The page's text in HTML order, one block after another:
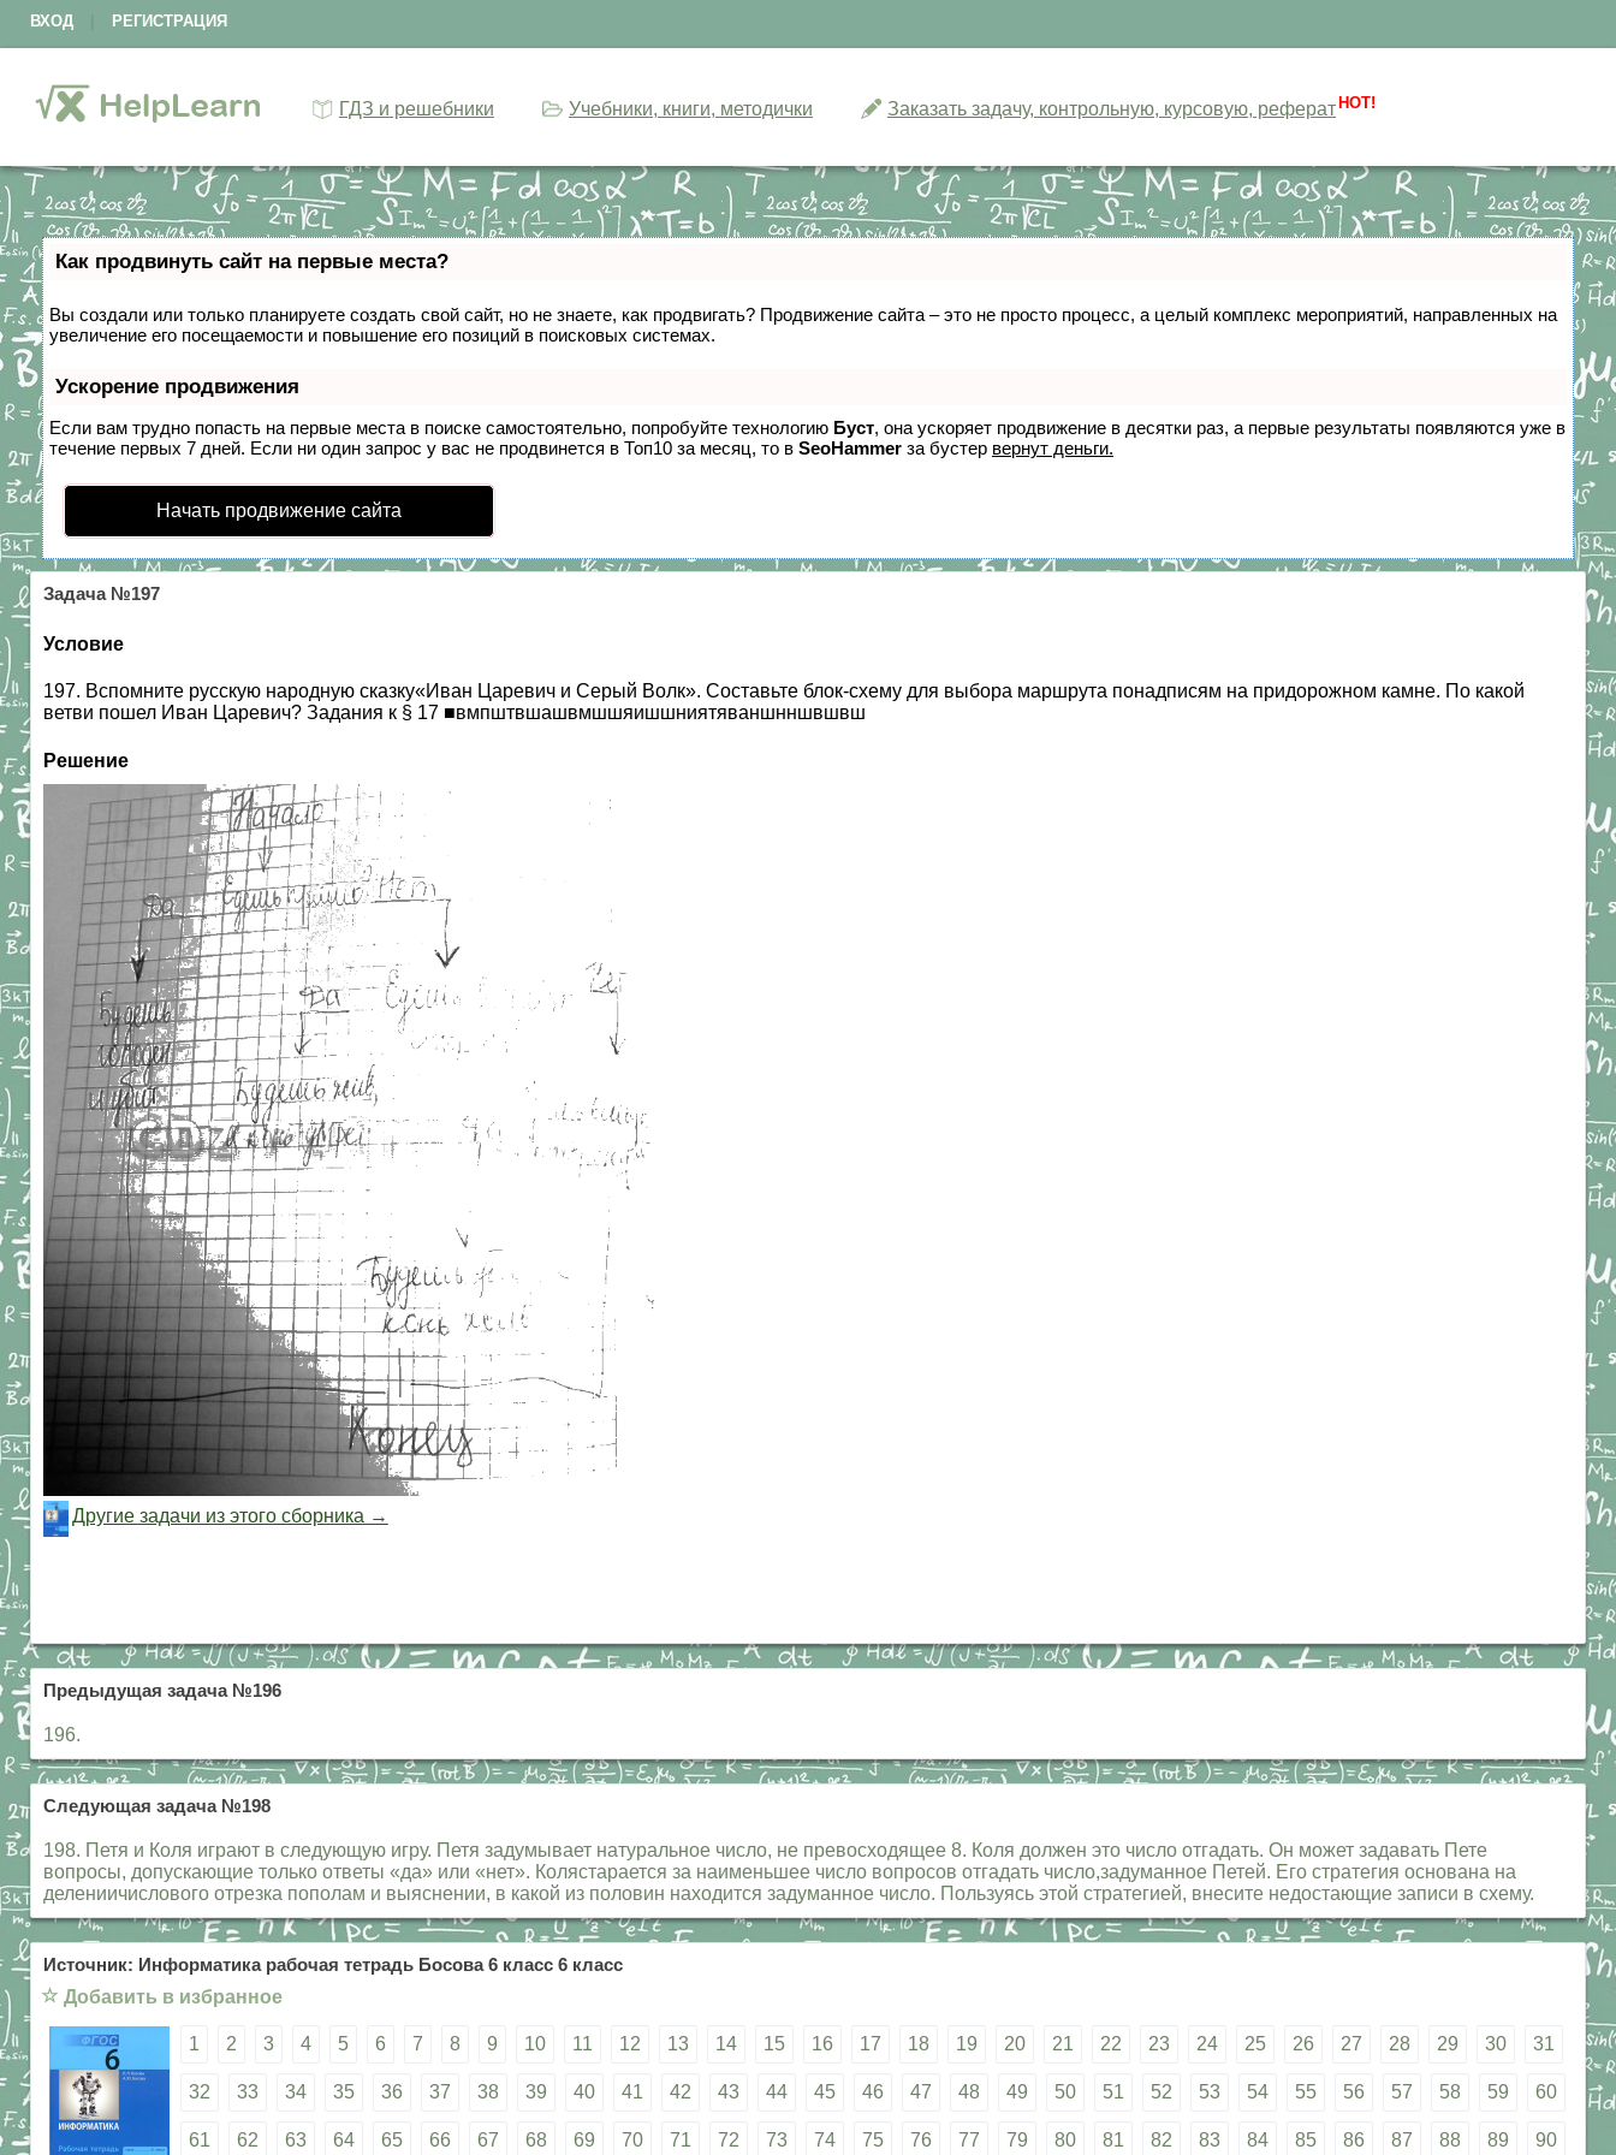
ВХОД РЕГИСТРАЦИЯ
ГДЗ и решебники Учебники, книги, методички Заказать задачу, контрольную, курсовую, реферат HOT!
Как продвинуть сайт на первые места?
Вы создали или только планируете создать свой сайт, но не знаете, как продвигать? Продвижение сайта – это не просто процесс, а целый комплекс мероприятий, направленных на
увеличение его посещаемости и повышение его позиций в поисковых системах.
Ускорение продвижения
Если вам трудно попасть на первые места в поиске самостоятельно, попробуйте технологию Буст, она ускоряет продвижение в десятки раз, а первые результаты появляются уже в
течение первых 7 дней. Если ни один запрос у вас не продвинется в Топ10 за месяц, то в SeoHammer за бустер вернут деньги.
Начать продвижение сайта
Задача №197
Условие
197. Вспомните русскую народную сказку«Иван Царевич и Серый Волк». Составьте блок-схему для выбора маршрута понадписям на придорожном камне. По какой
ветви пошел Иван Царевич? Задания к § 17 ■вмпштвшашвмшшяишшниятяваншнншвшвш
Решение
Другие задачи из этого сборника →
Предыдущая задача №196
196.
Следующая задача №198
198. Петя и Коля играют в следующую игру. Петя задумывает натуральное число, не превосходящее 8. Коля должен это число отгадать. Он может задавать Пете
вопросы, допускающие только ответы «да» или «нет». Колястарается за наименьшее число вопросов отгадать число,задуманное Петей. Его стратегия основана на
делениичислового отрезка пополам и выяснении, в какой из половин находится задуманное число. Пользуясь этой стратегией, внесите недостающие записи в схему.
Источник: Информатика рабочая тетрадь Босова 6 класс 6 класс
☆ Добавить в избранное
1 2 3 4 5 6 7 8 9 10 11 12 13 14 15 16 17 18 19 20 21 22 23 24 25 26 27 28 29 30 31
32 33 34 35 36 37 38 39 40 41 42 43 44 45 46 47 48 49 50 51 52 53 54 55 56 57 58 59 60
61 62 63 64 65 66 67 68 69 70 71 72 73 74 75 76 77 79 80 81 82 83 84 85 86 87 88 89 90